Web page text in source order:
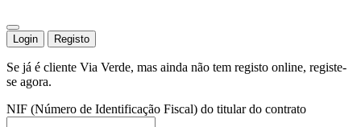
Login Registo
Se já é cliente Via Verde, mas ainda não tem registo online, registe-
se agora.
NIF (Número de Identificação Fiscal) do titular do contrato